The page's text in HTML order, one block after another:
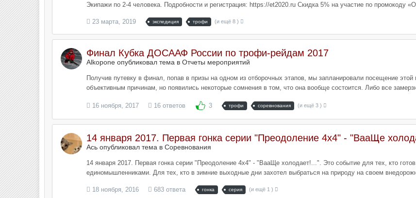
Экипажи по 2-4 человека. Подробности и регистрация: https://et2020.ru Скидка 5% на участие по промокоду
23 марта, 2019 экспедиция трофи (и ещё 8 )
Финал Кубка ДОСААФ России по трофи-рейдам 2017
Alkopone опубликовал тема в Отчеты мероприятий
Получив путевку в финал, попав в призы на одном из отборочных этапов, мы запланировали посещение
объективным причинам, но появились некоторые сомнения в том, что она вообще состоится. Либо все
16 ноября, 2017 16 ответов 3 трофи соревнования (и ещё 3 )
14 января 2017. Первая гонка серии "Преодоление 4х4" - "ВааЩе
Ась опубликовал тема в Соревнования
14 января 2017. Первая гонка серии "Преодоление 4х4" - "ВааЩе холодает!...". Это событие для тех, кто
единомышленниками. Для тех, кто в зимние выходные дни захотел выбраться на природу на своем
18 ноября, 2016 683 ответа гонка серия (и ещё 1 )